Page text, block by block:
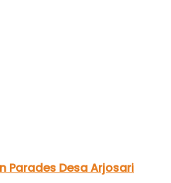
Parades Desa Arjosari